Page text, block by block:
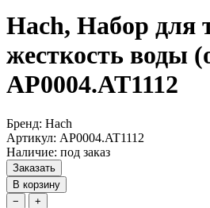
Hach, Набор для
жесткость воды
AP0004.AT1112
Бренд: Hach
Артикул: AP0004.AT1112
Наличие: под заказ
Заказать
В корзину
−
+